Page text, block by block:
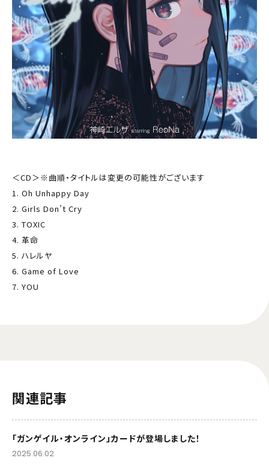
＜CD＞※曲順・タイトルは変更の可能性がございます
1. Oh Unhappy Day
2. Girls Don’t Cry
3. TOXIC
4. 革命
5. ハレルヤ
6. Game of Love
7. YOU
関連記事
「ガンゲイル・オンライン」カードが登場しました！
2025.06.02